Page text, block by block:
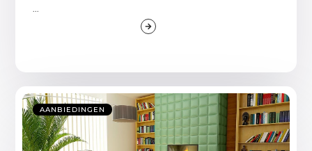
...
AANBIEDINGEN